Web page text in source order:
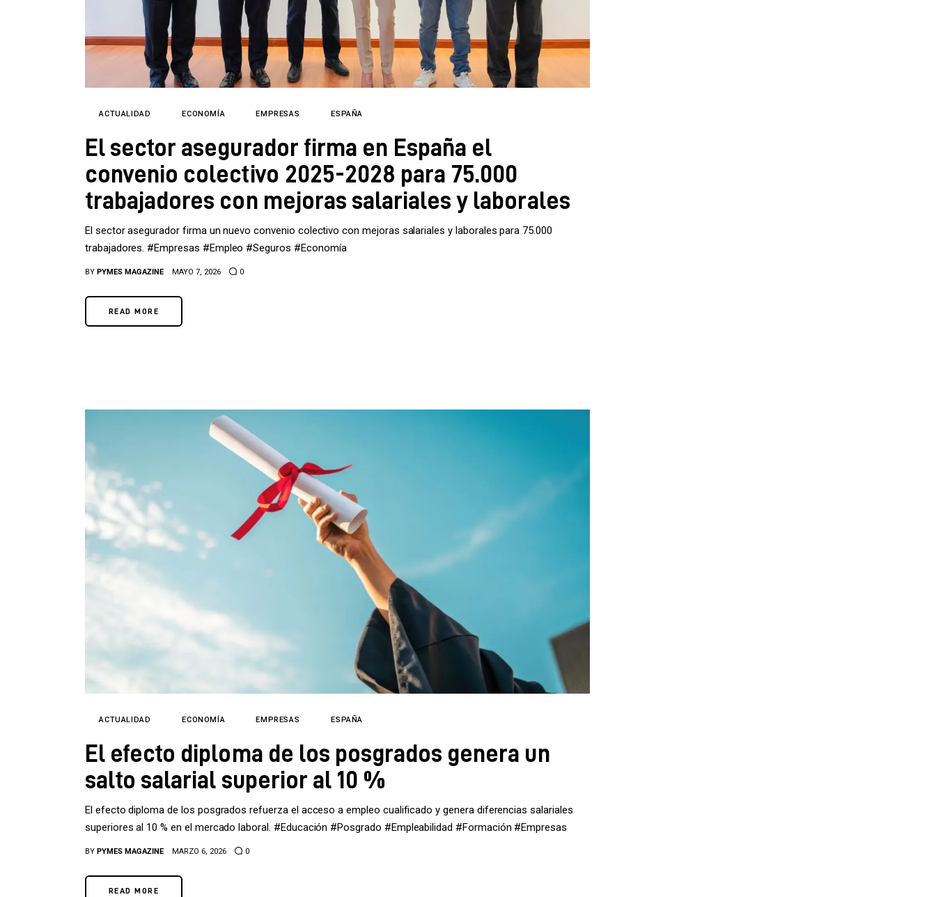
ACTUALIDAD ECONOMÍA EMPRESAS ESPAÑA
El sector asegurador firma en España el
convenio colectivo 2025-2028 para 75.000
trabajadores con mejoras salariales y laborales
El sector asegurador firma un nuevo convenio colectivo con mejoras salariales y laborales para 75.000
trabajadores. #Empresas #Empleo #Seguros #Economía
BY PYMES MAGAZINE MAYO 7, 2026 0
READ MORE
ACTUALIDAD ECONOMÍA EMPRESAS ESPAÑA
El efecto diploma de los posgrados genera un
salto salarial superior al 10 %
El efecto diploma de los posgrados refuerza el acceso a empleo cualificado y genera diferencias salariales
superiores al 10 % en el mercado laboral. #Educación #Posgrado #Empleabilidad #Formación #Empresas
BY PYMES MAGAZINE MARZO 6, 2026 0
READ MORE